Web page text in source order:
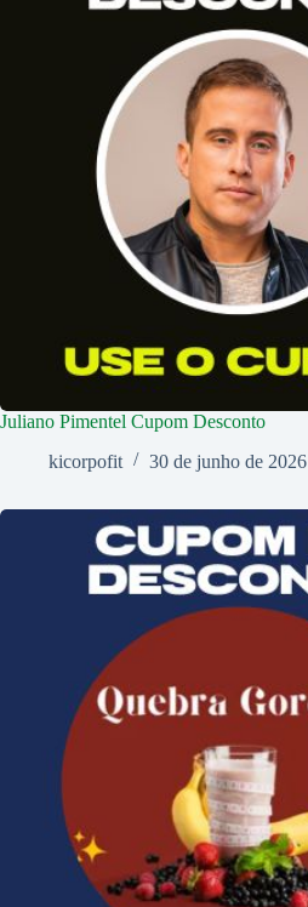
Juliano Pimentel Cupom Desconto
kicorpofit
30 de junho de 2026